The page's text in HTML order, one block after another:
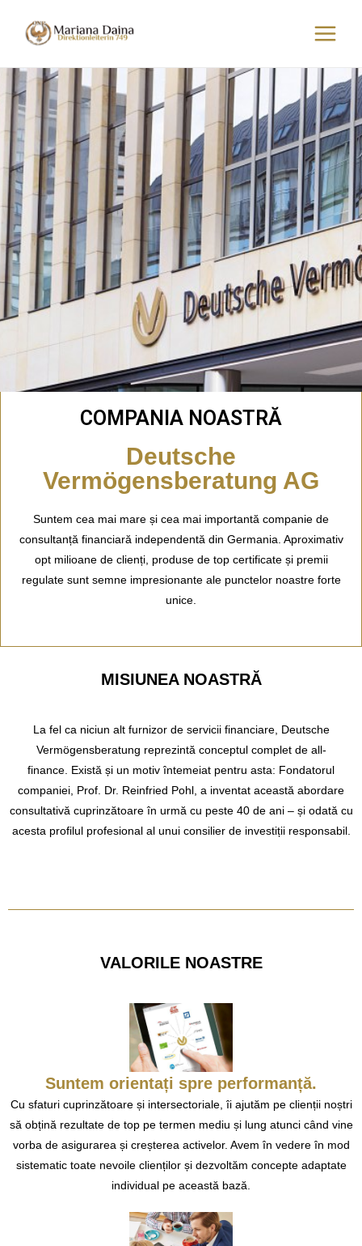
COMPANIA NOASTRĂ
Deutsche
Vermögensberatung AG
Suntem cea mai mare și cea mai importantă companie de
consultanță financiară independentă din Germania. Aproximativ
opt milioane de clienți, produse de top certificate și premii
regulate sunt semne impresionante ale punctelor noastre forte
unice.
MISIUNEA NOASTRĂ
La fel ca niciun alt furnizor de servicii financiare, Deutsche
Vermögensberatung reprezintă conceptul complet de all-
finance. Există și un motiv întemeiat pentru asta: Fondatorul
companiei, Prof. Dr. Reinfried Pohl, a inventat această abordare
consultativă cuprinzătoare în urmă cu peste 40 de ani – și odată cu
acesta profilul profesional al unui consilier de investiții responsabil.
VALORILE NOASTRE
Suntem orientați spre performanță.
Cu sfaturi cuprinzătoare și intersectoriale, îi ajutăm pe clienții noștri
să obțină rezultate de top pe termen mediu și lung atunci când vine
vorba de asigurarea și creșterea activelor. Avem în vedere în mod
sistematic toate nevoile clienților și dezvoltăm concepte adaptate
individual pe această bază.